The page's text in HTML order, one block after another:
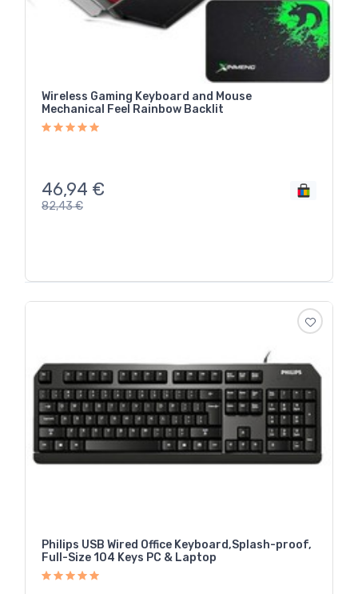
Wireless Gaming Keyboard and Mouse
Mechanical Feel Rainbow Backlit
46,94 €
82,43€
Philips USB Wired Office Keyboard,Splash-proof,
Full-Size 104 Keys PC & Laptop